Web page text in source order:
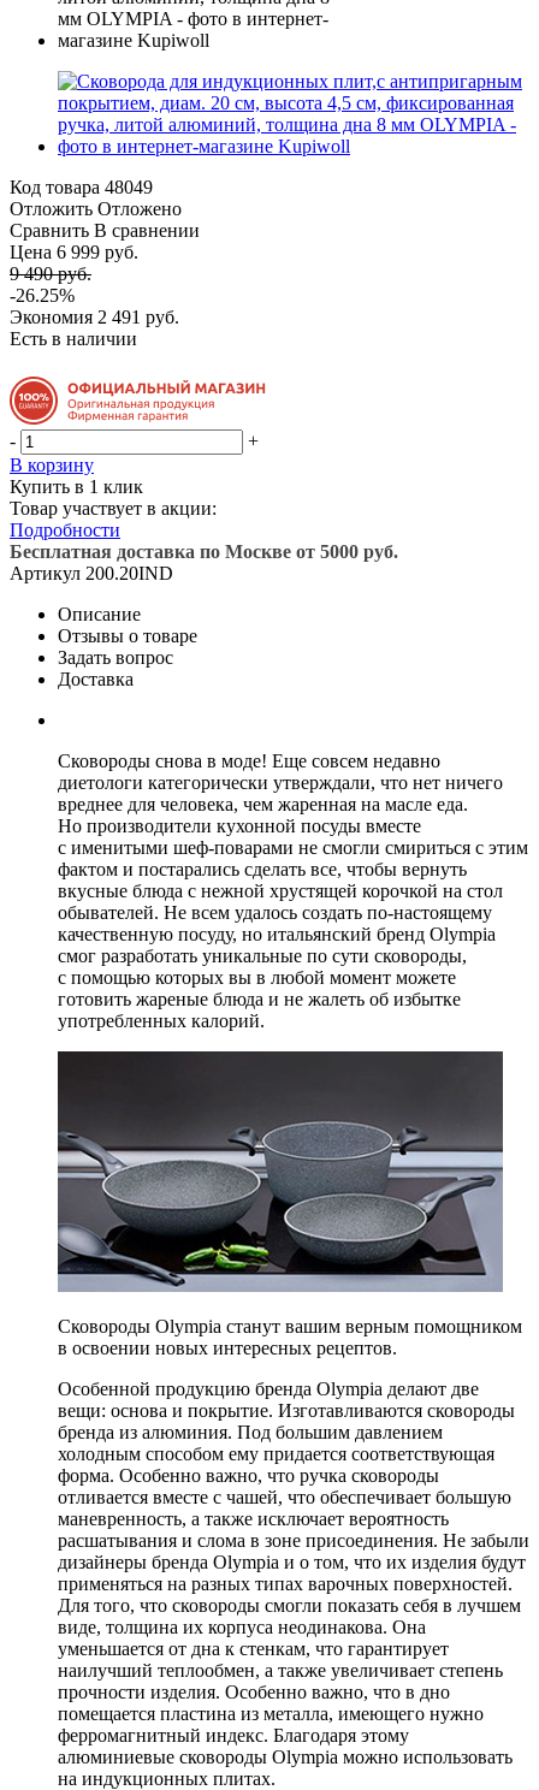
Код товара 48049
Отложить Отложено
Сравнить В сравнении
Цена 6 999 руб.
9 490 руб.
-26.25%
Экономия 2 491 руб.
Есть в наличии
-
+
В корзину
Купить в 1 клик
Товар участвует в акции:
Подробности
Бесплатная доставка по Москве от 5000 руб.
Артикул 200.20IND
Описание
Отзывы о товаре
Задать вопрос
Доставка
Сковороды снова в моде! Еще совсем недавно
диетологи категорически утверждали, что нет ничего
вреднее для человека, чем жаренная на масле еда.
Но производители кухонной посуды вместе
с именитыми шеф-поварами не смогли смириться с этим
фактом и постарались сделать все, чтобы вернуть
вкусные блюда с нежной хрустящей корочкой на стол
обывателей. Не всем удалось создать по-настоящему
качественную посуду, но итальянский бренд Olympia
смог разработать уникальные по сути сковороды,
с помощью которых вы в любой момент можете
готовить жареные блюда и не жалеть об избытке
употребленных калорий.
Сковороды Olympia станут вашим верным помощником
в освоении новых интересных рецептов.
Особенной продукцию бренда Olympia делают две
вещи: основа и покрытие. Изготавливаются сковороды
бренда из алюминия. Под большим давлением
холодным способом ему придается соответствующая
форма. Особенно важно, что ручка сковороды
отливается вместе с чашей, что обеспечивает большую
маневренность, а также исключает вероятность
расшатывания и слома в зоне присоединения. Не забыли
дизайнеры бренда Olympia и о том, что их изделия будут
применяться на разных типах варочных поверхностей.
Для того, что сковороды смогли показать себя в лучшем
виде, толщина их корпуса неодинакова. Она
уменьшается от дна к стенкам, что гарантирует
наилучший теплообмен, а также увеличивает степень
прочности изделия. Особенно важно, что в дно
помещается пластина из металла, имеющего нужно
ферромагнитный индекс. Благодаря этому
алюминиевые сковороды Olympia можно использовать
на индукционных плитах.